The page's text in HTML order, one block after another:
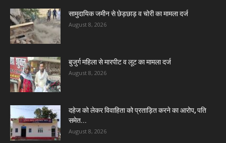
सामुदायिक जमीन से छेड़छाड़ व चोरी का मामला दर्ज
August 8, 2026
बुजुर्ग महिला से मारपीट व लूट का मामला दर्ज
August 8, 2026
दहेज को लेकर विवाहिता को प्रताड़ित करने का आरोप, पति
समेत...
August 8, 2026